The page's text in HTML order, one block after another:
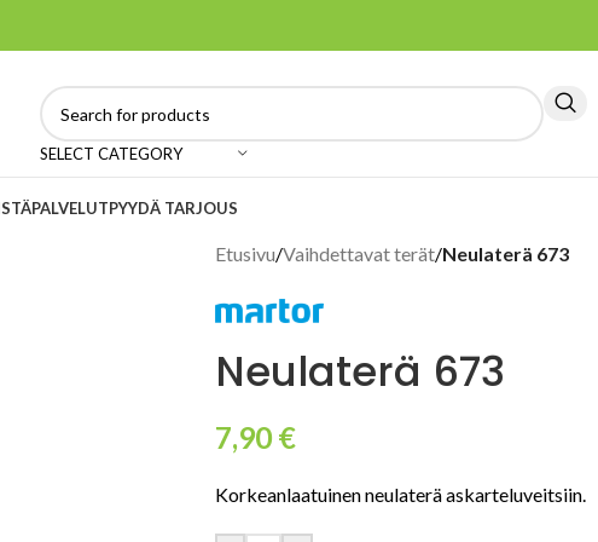
SELECT CATEGORY
PALVELUTPYYDÄ TARJOUS
Etusivu/Vaihdettavat terät/Neulaterä 673
Neulaterä 673
7,90€
Korkeanlaatuinen neulaterä askarteluveitsiin.